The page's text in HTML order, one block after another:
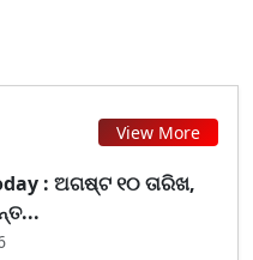
View More
: ଅଗଷ୍ଟ ୧୦ ତାରିଖ,